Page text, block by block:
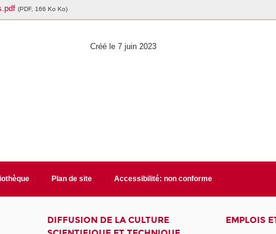
(PDF, 166 Ko Ko)
Créé le 7 juin 2023
Plan de site Accessibilité: non conforme
DIFFUSION DE LA CULTURE
EMPLOIS